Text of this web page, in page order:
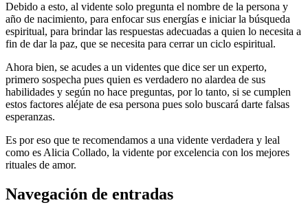
Debido a esto, al vidente solo pregunta el nombre de la persona y
año de nacimiento, para enfocar sus energías e iniciar la búsqueda
espiritual, para brindar las respuestas adecuadas a quien lo necesita a
fin de dar la paz, que se necesita para cerrar un ciclo espiritual.
Ahora bien, se acudes a un videntes que dice ser un experto,
primero sospecha pues quien es verdadero no alardea de sus
habilidades y según no hace preguntas, por lo tanto, si se cumplen
estos factores aléjate de esa persona pues solo buscará darte falsas
esperanzas.
Es por eso que te recomendamos a una vidente verdadera y leal
como es Alicia Collado, la vidente por excelencia con los mejores
rituales de amor.
Navegación de entradas